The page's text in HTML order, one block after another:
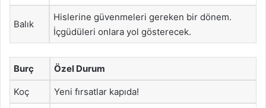
Balık
Hislerine güvenmeleri gereken bir dönem.
İçgüdüleri onlara yol gösterecek.
Burç Özel Durum
Koç Yeni fırsatlar kapıda!